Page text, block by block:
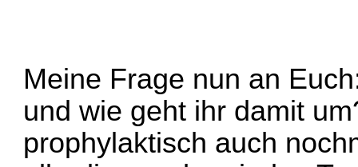
Meine Frage nun an
und wie geht ihr damit
prophylaktisch auch